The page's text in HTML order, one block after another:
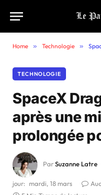
Home » Technologie »
TECHNOLOGIE
SpaceX
après une
prolongée
ParSuzanne Latre
jour: mardi, 18 mars